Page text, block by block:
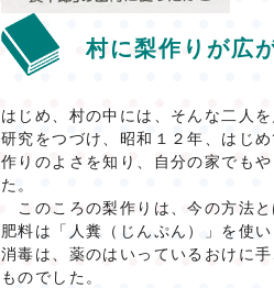
村に梨作りが広
はじめ、村の中には、そんな二人
研究をつづけ、昭和１２年、はじ
作りのよさを知り、自分の家でも
た。
このころの梨作りは、今の方法と
肥料は「人糞（じんぷん）」を使
消毒は、薬のはいっているおけに
ものでした。